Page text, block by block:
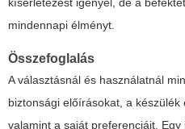
mindennapi élményt.
Összefoglalás
A választásnál és használatnál
biztonsági előírásokat, a készülék
valamint a saját preferenciáit.